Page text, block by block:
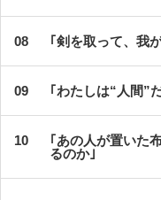
｢剣を取って、我
｢わたしは“人間”
｢あの人が置いた
るのか｣